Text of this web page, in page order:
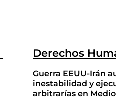
Derechos
Guerra EEUU-Irán
inestabilidad y
arbitrarías en